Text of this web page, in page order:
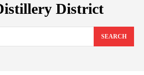
District
SEARCH